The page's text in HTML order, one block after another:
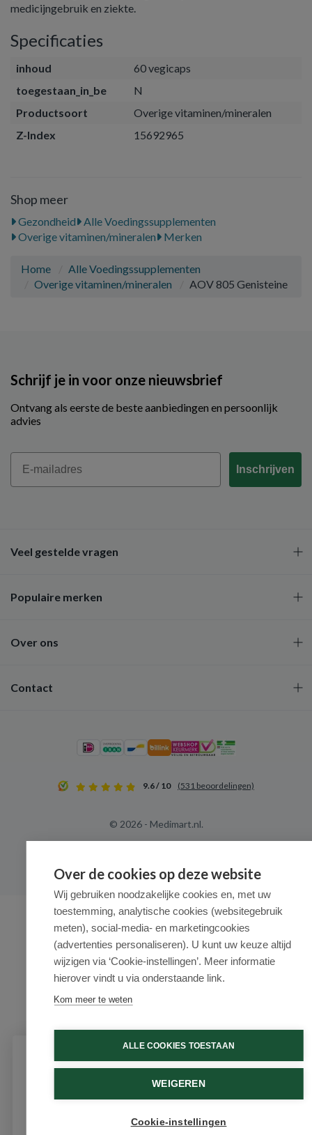
medicijngebruik en ziekte.
Specificaties
inhoud
60 vegicaps
toegestaan_in_be
N
Productsoort
Overige vitaminen/mineralen
Z-Index
15692965
Shop meer
Gezondheid
Alle Voedingssupplementen
Overige vitaminen/mineralen
Merken
Home
Alle Voedingssupplementen
Overige vitaminen/mineralen
AOV 805 Genisteine
Schrijf je in voor onze nieuwsbrief
Ontvang als eerste de beste aanbiedingen en persoonlijk
advies
Email
Inschrijven
Veel gestelde vragen
Populaire merken
Over ons
Contact
9.6 / 10 (531 beoordelingen)
© 2026 - Medimart.nl.
Over de cookies op deze website
Wij gebruiken noodzakelijke cookies en, met uw
toestemming, analytische cookies (websitegebruik
meten), social-media- en marketingcookies
(advertenties personaliseren). U kunt uw keuze altijd
wijzigen via ‘Cookie-instellingen’. Meer informatie
hierover vindt u via onderstaande link.
Kom meer te weten
ALLE COOKIES TOESTAAN
WEIGEREN
Cookie-instellingen
Schrijf je in voor onze nieuwsbrief
Ontvang als eerste de beste aanbiedingen en persoonlijk
advies